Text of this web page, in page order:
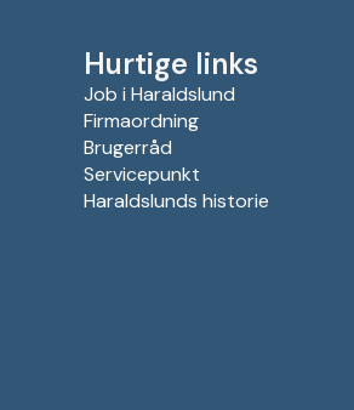
Hurtige links
Job i Haraldslund
Firmaordning
Brugerråd
Servicepunkt
Haraldslunds historie